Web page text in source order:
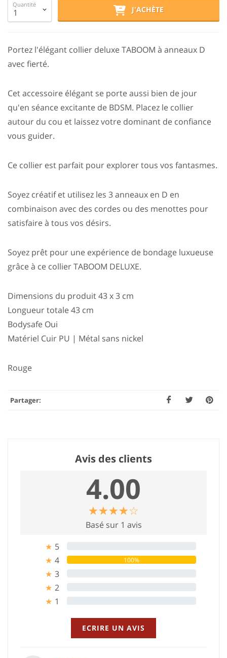
Quantité
J'ACHÈTE
Portez l'élégant collier deluxe TABOOM à anneaux D
avec fierté.
Cet accessoire élégant se porte aussi bien de jour
qu'en séance excitante de BDSM. Placez le collier
autour du cou et laissez votre dominant de confiance
vous guider.
Ce collier est parfait pour explorer tous vos fantasmes.
Soyez créatif et utilisez les 3 anneaux en D en
combinaison avec des cordes ou des menottes pour
satisfaire à tous vos désirs.
Soyez prêt pour une expérience de bondage luxueuse
grâce à ce collier TABOOM DELUXE.
Dimensions du produit 43 x 3 cm
Longueur totale 43 cm
Bodysafe Oui
Matériel Cuir PU | Métal sans nickel
Rouge
Partager:
Avis des clients
4.00
☆☆☆☆☆
★★★★★
Basé sur 1 avis
★ 5
★ 4 100%
★ 3
★ 2
★ 1
ECRIRE UN AVIS